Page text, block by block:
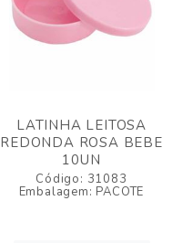
LATINHA LEITOSA
REDONDA ROSA BEBE
10UN
Código: 31083
Embalagem: PACOTE